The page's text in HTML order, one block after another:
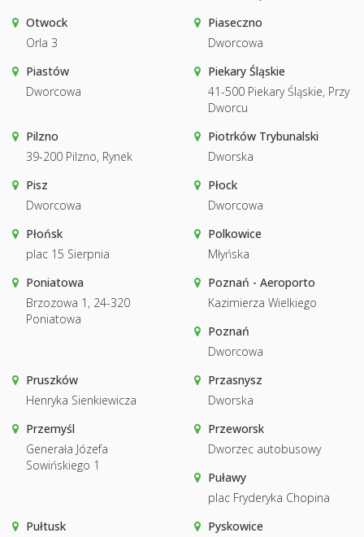
Otwock
Orla 3
Piaseczno
Dworcowa
Piastów
Dworcowa
Piekary Śląskie
41-500 Piekary Śląskie, Przy
Dworcu
Pilzno
39-200 Pilzno, Rynek
Piotrków Trybunalski
Dworska
Pisz
Dworcowa
Płock
Dworcowa
Płońsk
plac 15 Sierpnia
Polkowice
Młyńska
Poniatowa
Brzozowa 1, 24-320
Poniatowa
Poznań - Aeroporto
Kazimierza Wielkiego
Poznań
Dworcowa
Pruszków
Henryka Sienkiewicza
Przasnysz
Dworska
Przemyśl
Generała Józefa
Sowińskiego 1
Przeworsk
Dworzec autobusowy
Puławy
plac Fryderyka Chopina
Pułtusk
Pyskowice